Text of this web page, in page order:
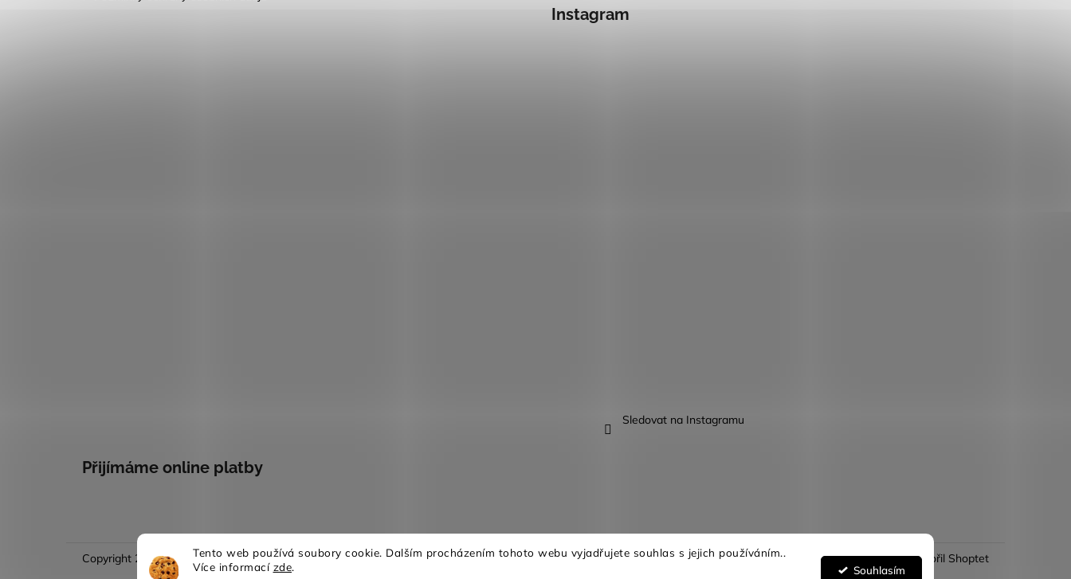
Tento web používá soubory cookie. Dalším procházením tohoto webu vyjadřujete souhlas s jejich používáním..
Více informací zde. Souhlasím
Instagram
Sledovat na Instagramu
Přijímáme online platby
Vytvořil Shoptet
Copyright 2026Evina móda . Všechna práva vyhrazena.Upravit nastavení cookies